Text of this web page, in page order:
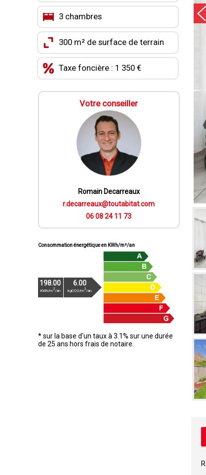
3 chambres
300 m² de surface de terrain
Taxe foncière : 1 350 €
Votre conseiller
Romain Decarreaux
r.decarreaux@toutabitat.com
06 08 24 11 73
Consommation énergétique en KWh/m²/an
198.00
KWh/m2/an
6.00
kgCO2/m2/an
* sur la base d'un taux à 3.1% sur une durée
de 25 ans hors frais de notaire.